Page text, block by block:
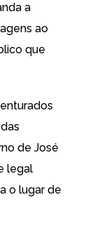
a
ao
que
de José
legal
o lugar de